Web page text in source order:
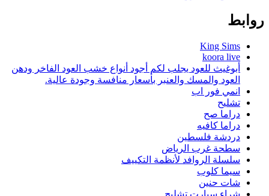
روابط
King Sims
koora live
أبوغيث للعود يجلب لكم أجود أنواع خشب العود الفاخر ودهن
العود والمسك والعنبر بأسعار منافسة وجودة عالية.
انمي فور اب
تشليح
دراما صح
دراما كافيه
دردشة فلسطين
سطحة غرب الرياض
سلسلة الروافد لأنظمة التكييف
سيما كلوب
شات حنين
شراء سيارت تشليح